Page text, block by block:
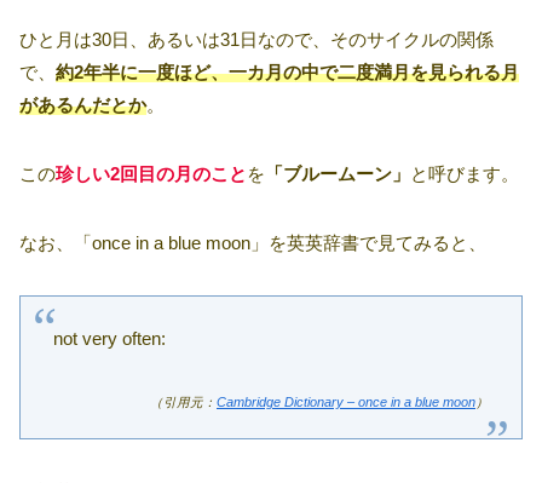
ひと月は30日、あるいは31日なので、そのサイクルの関係
で、 約2年半に一度ほど、一カ月の中で二度満月を見られる月
があるんだとか。
この珍しい2回目の月のこと を 「ブルームーン」 と呼びます。
なお、「once in a blue moon」を英英辞書で見てみると、
not very often:
（引用元： Cambridge Dictionary – once in a blue moon）